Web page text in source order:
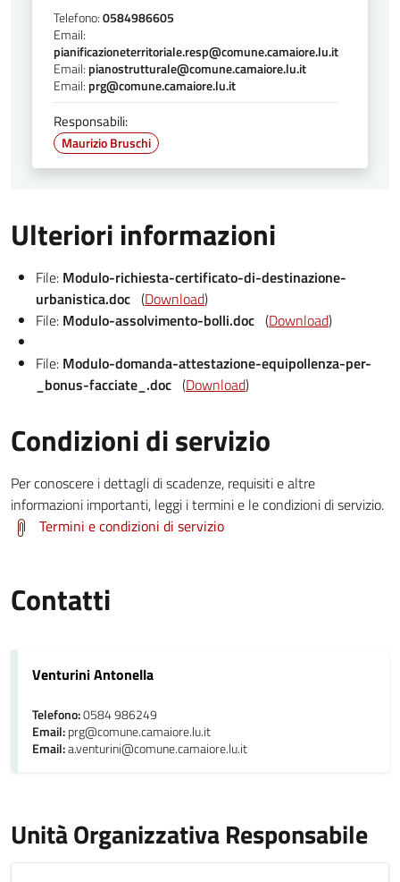
Telefono:0584986605
Email:
pianificazioneterritoriale.resp@comune.camaiore.lu.it
Email: pianostrutturale@comune.camaiore.lu.it
Email: prg@comune.camaiore.lu.it
Responsabili:
Maurizio Bruschi
Ulteriori informazioni
File: Modulo-richiesta-certificato-di-destinazione-
urbanistica.doc (Download)
File: Modulo-assolvimento-bolli.doc (Download)
File: Modulo-domanda-attestazione-equipollenza-per-
_bonus-facciate_.doc (Download)
Condizioni di servizio
Per conoscere i dettagli di scadenze, requisiti e altre
informazioni importanti, leggi i termini e le condizioni di servizio.
Termini e condizioni di servizio
Contatti
Venturini Antonella
Telefono:0584 986249
Email:prg@comune.camaiore.lu.it
Email:a.venturini@comune.camaiore.lu.it
Unità Organizzativa Responsabile